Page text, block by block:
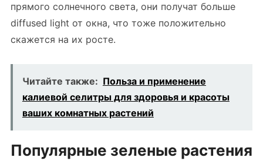
прямого солнечного света, они получат больше
diffused light от окна, что тоже положительно
скажется на их росте.
Читайте также: Польза и применение
калиевой селитры для здоровья и красоты
ваших комнатных растений
Популярные зеленые растения